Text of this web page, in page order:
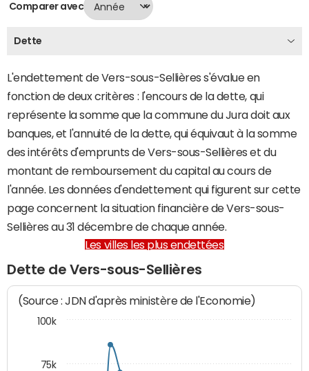
Comparer avec
Dette
L'endettement de Vers-sous-Sellières s'évalue en
fonction de deux critères : l'encours de la dette, qui
représente la somme que la commune du Jura doit aux
banques, et l'annuité de la dette, qui équivaut à la somme
des intérêts d'emprunts de Vers-sous-Sellières et du
montant de remboursement du capital au cours de
l'année. Les données d'endettement qui figurent sur cette
page concernent la situation financière de Vers-sous-
Sellières au 31 décembre de chaque année.
Les villes les plus endettées
Dette de Vers-sous-Sellières
(Source : JDN d'après ministère de l'Economie)
75k
100k